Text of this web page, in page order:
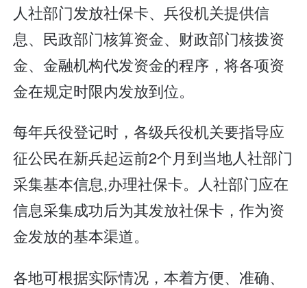
人社部门发放社保卡、兵役机关提供信
息、民政部门核算资金、财政部门核拨资
金、金融机构代发资金的程序，将各项资
金在规定时限内发放到位。
每年兵役登记时，各级兵役机关要指导应
征公民在新兵起运前2个月到当地人社部门
采集基本信息,办理社保卡。人社部门应在
信息采集成功后为其发放社保卡，作为资
金发放的基本渠道。
各地可根据实际情况，本着方便、准确、